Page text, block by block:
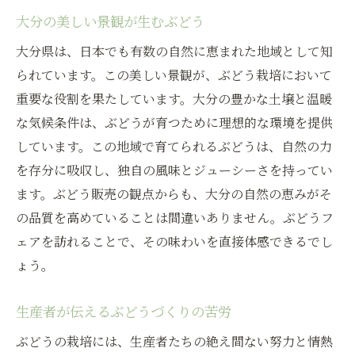
大分の美しい景観が生むぶどう
大分県は、日本でも有数の自然に恵まれた地域として知
られています。この美しい景観が、ぶどう栽培において
重要な役割を果たしています。大分の豊かな土壌と温暖
な気候条件は、ぶどうが育つために理想的な環境を提供
しています。この地域で育てられるぶどうは、自然の力
を存分に吸収し、独自の風味とジューシーさを持ってい
ます。ぶどう販売の観点からも、大分の自然の恵みがそ
の品質を高めていることは間違いありません。ぶどうフ
ェアを訪れることで、その味わいを直接体感できるでし
ょう。
生産者が伝えるぶどうづくりの苦労
ぶどうの栽培には、生産者たちの絶え間ない努力と情熱